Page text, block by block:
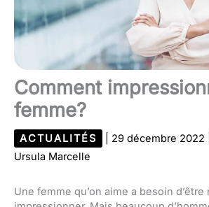
Comment
femme?
ACTUALITÉS 29 décembre 2022
Ursula Marcelle
Une femme qu’on aime a besoin d’être